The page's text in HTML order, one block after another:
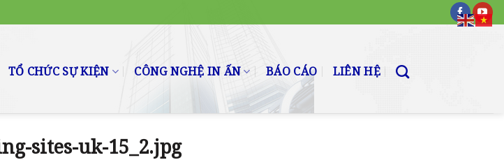
TỔ CHỨC SỰ KIỆN CÔNG NGHỆ IN ẤN BÁO CÁO LIÊN HỆ
sites-uk-15_2.jpg